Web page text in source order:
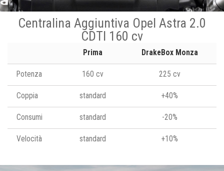
Centralina Aggiuntiva Opel Astra 2.0
CDTI 160 cv
Prima DrakeBox Monza
Potenza 160 cv 225 cv
Coppia standard +40%
Consumi standard -20%
Velocità standard +10%